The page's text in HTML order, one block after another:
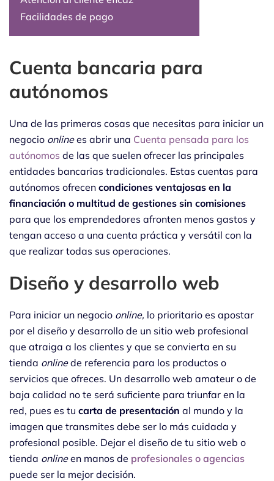
Facilidades de pago
Cuenta bancaria para
autónomos
Una de las primeras cosas que necesitas para iniciar un
negocio onlinees abrir una Cuenta pensada para los
autónomos de las que suelen ofrecer las principales
entidades bancarias tradicionales. Estas cuentas para
autónomos ofrecen condiciones ventajosas en la
financiación o multitud de gestiones sin comisiones
para que los emprendedores afronten menos gastos y
tengan acceso a una cuenta práctica y versátil con la
que realizar todas sus operaciones.
Diseño y desarrollo web
Para iniciar un negocio online, lo prioritario es apostar
por el diseño y desarrollo de un sitio web profesional
que atraiga a los clientes y que se convierta en su
tienda onlinede referencia para los productos o
servicios que ofreces. Un desarrollo web amateur o de
baja calidad no te será suficiente para triunfar en la
red, pues es tu carta de presentación al mundo y la
imagen que transmites debe ser lo más cuidada y
profesional posible. Dejar el diseño de tu sitio web o
tienda onlineen manos de profesionales o agencias
puede ser la mejor decisión.